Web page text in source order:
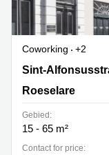
Coworking
+2
Sint-
Sint-
Roeselare
Gebied:
15 - 65 m²
Contact for price: